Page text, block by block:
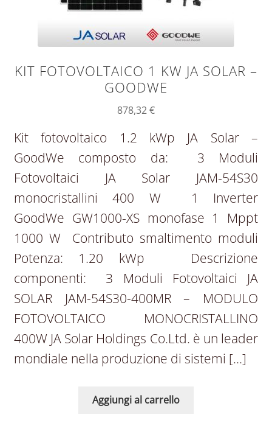
KIT FOTOVOLTAICO 1 KW JA SOLAR –
GOODWE
878,32€
Kit fotovoltaico 1.2 kWp JA Solar –
GoodWe composto da: 3 Moduli
Fotovoltaici JA Solar JAM-54S30
monocristallini 400 W 1 Inverter
GoodWe GW1000-XS monofase 1 Mppt
1000 W Contributo smaltimento moduli
Potenza: 1.20 kWp Descrizione
componenti: 3 Moduli Fotovoltaici JA
SOLAR JAM-54S30-400MR – MODULO
FOTOVOLTAICO MONOCRISTALLINO
400W JA Solar Holdings Co.Ltd. è un leader
mondiale nella produzione di sistemi […]
Aggiungi al carrello